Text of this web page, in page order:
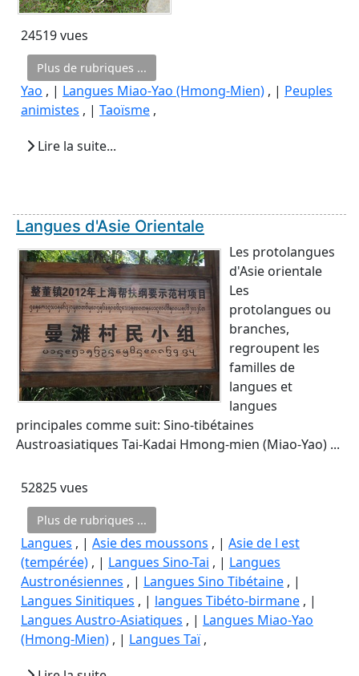
24519 vues
Plus de rubriques ...
Yao , | Langues Miao-Yao (Hmong-Mien) , | Peuples
animistes , | Taoïsme ,
Lire la suite...
Langues d'Asie Orientale
Les protolangues
d'Asie orientale
Les
protolangues ou
branches,
regroupent les
familles de
langues et
langues
principales comme suit: Sino-tibétaines
Austroasiatiques Tai-Kadai Hmong-mien (Miao-Yao) ...
52825 vues
Plus de rubriques ...
Langues , | Asie des moussons , | Asie de l est
(tempérée) , | Langues Sino-Tai , | Langues
Austronésiennes , | Langues Sino Tibétaine , |
Langues Sinitiques , | langues Tibéto-birmane , |
Langues Austro-Asiatiques , | Langues Miao-Yao
(Hmong-Mien) , | Langues Taï,